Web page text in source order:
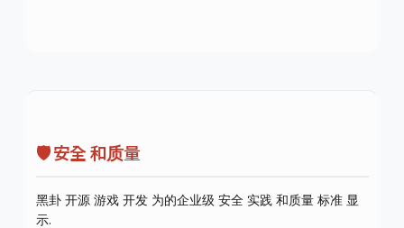
🛡️ 安全 和质量
黑卦 开源 游戏 开发 为的企业级 安全 实践 和质量 标准 显
示.